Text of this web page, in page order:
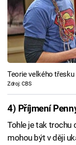
Teorie velkého třesku
Zdroj: CBS
4) Příjmení
Tohle je tak trochu
mohou být v ději